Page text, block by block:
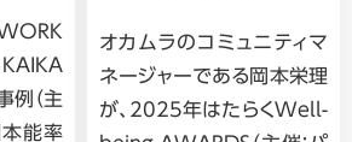
（主
本能率
オカムラのコミュニティマ
ネージャーである岡本栄理
が、2025年はたらくWell-